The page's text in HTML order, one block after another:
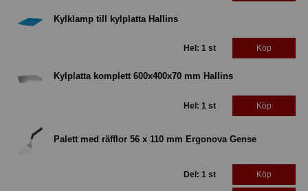
Kylklamp till kylplatta Hallins
Hel: 1 st Köp
Kylplatta komplett 600x400x70 mm Hallins
Hel: 1 st Köp
Palett med räfflor 56 x 110 mm Ergonova Gense
Del: 1 st Köp